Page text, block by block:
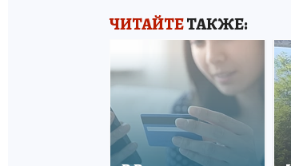
ЧИТАЙТЕТАКЖЕ: